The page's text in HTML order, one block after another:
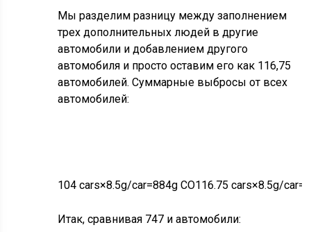
Мы разделим разницу между заполнением
трех дополнительных людей в другие
автомобили и добавлением другого
автомобиля и просто оставим его как 116,75
автомобилей. Суммарные выбросы от всех
автомобилей:
104автомобиля × 8.5 = 884gCO
104 cars×8.5g/car=884g CO116.75 cars×8.5g/car=
Итак, сравнивая 747 и автомобили: